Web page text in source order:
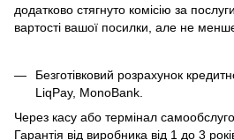
додатково стягнуто комісію за
вартості вашої посилки, але не
Безготівковий розрахунок
LiqPay, MonoBank.
Через касу або термінал
Гарантія від виробника від 1 до 3